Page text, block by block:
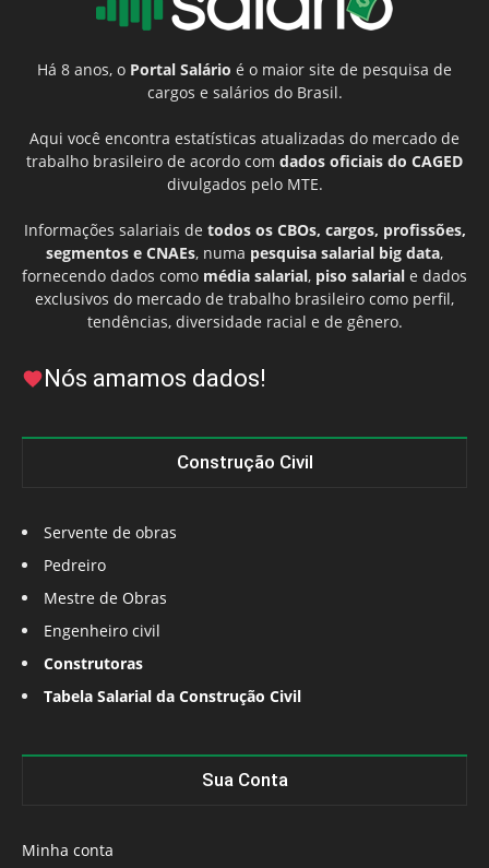
Há 8 anos, o Portal Salário é o maior site de pesquisa de
cargos e salários do Brasil.
Aqui você encontra estatísticas atualizadas do mercado de
trabalho brasileiro de acordo com dados oficiais do CAGED
divulgados pelo MTE.
Informações salariais de todos os CBOs, cargos, profissões,
segmentos e CNAEs, numa pesquisa salarial big data,
fornecendo dados como média salarial, piso salarial e dados
exclusivos do mercado de trabalho brasileiro como perfil,
tendências, diversidade racial e de gênero.
Nós amamos dados!
Construção Civil
Servente de obras
Pedreiro
Mestre de Obras
Engenheiro civil
Construtoras
Tabela Salarial da Construção Civil
Sua Conta
Minha conta